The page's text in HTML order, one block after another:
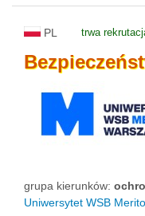
PL trwa
grupa kierunków:
Uniwersytet WSB